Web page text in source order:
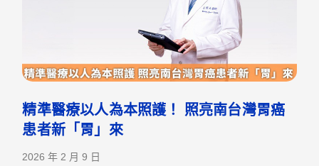
精準醫療以人為本照護！ 照亮南台灣胃癌
患者新「胃」來
2026 年 2 月 9 日